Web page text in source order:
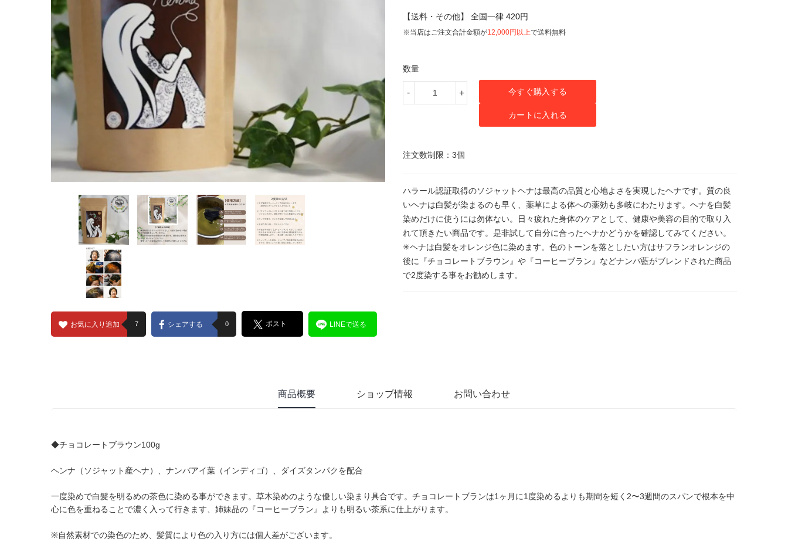
お気に入り追加 7 シェアする 0 ポスト LINEで送る
【送料・その他】 全国一律 420円
※当店はご注文合計金額が12,000円以上で送料無料
数量
- + 今すぐ購入する
カートに入れる
注文数制限：3個
ハラール認証取得のソジャットヘナは最高の品質と心地よさを実現したヘナです。質の良
いヘナは白髪が染まるのも早く、薬草による体への薬効も多岐にわたります。ヘナを白髪
染めだけに使うには勿体ない。日々疲れた身体のケアとして、健康や美容の目的で取り入
れて頂きたい商品です。是非試して自分に合ったヘナかどうかを確認してみてください。
✳︎ヘナは白髪をオレンジ色に染めます。色のトーンを落としたい方はサフランオレンジの
後に『チョコレートブラウン』や『コーヒーブラン』などナンバ藍がブレンドされた商品
で2度染する事をお勧めします。
商品概要 ショップ情報 お問い合わせ
◆チョコレートブラウン100g
ヘンナ（ソジャット産ヘナ）、ナンバアイ葉（インディゴ）、ダイズタンパクを配合
一度染めで白髪を明るめの茶色に染める事ができます。草木染めのような優しい染まり具合です。チョコレートブランは1ヶ月に1度染めるよりも期間を短く2〜3週間のスパンで根本を中
心に色を重ねることで濃く入って行きます、姉妹品の『コーヒーブラン』よりも明るい茶系に仕上がります。
※自然素材での染色のため、髪質により色の入り方には個人差がございます。